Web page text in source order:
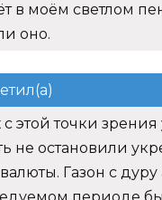
в моём светлом
оно.
этой точки зрения
не остановили
Газон с дуру